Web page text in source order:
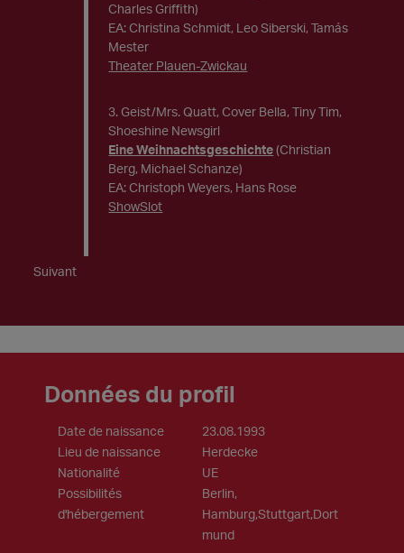
Charles Griffith)
EA: Christina Schmidt, Leo Siberski, Tamás
Mester
Theater Plauen-Zwickau
3. Geist/Mrs. Quatt, Cover Bella, Tiny Tim,
Shoeshine Newsgirl
Eine Weihnachtsgeschichte (Christian
Berg, Michael Schanze)
EA: Christoph Weyers, Hans Rose
ShowSlot
Suivant
Données du profil
Date de naissance
23.08.1993
Lieu de naissance
Herdecke
Nationalité
UE
Possibilités
d'hébergement
Berlin,
Hamburg,Stuttgart,Dort
mund